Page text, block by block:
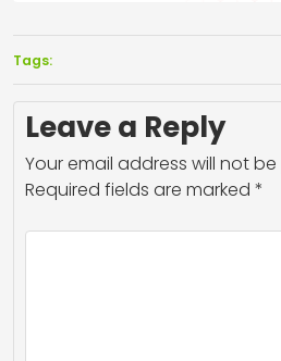
Tags:
Leave a Reply
Your email address will not
Required fields are marked *